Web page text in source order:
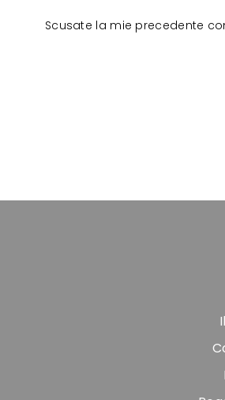
Scusate la mie precedente